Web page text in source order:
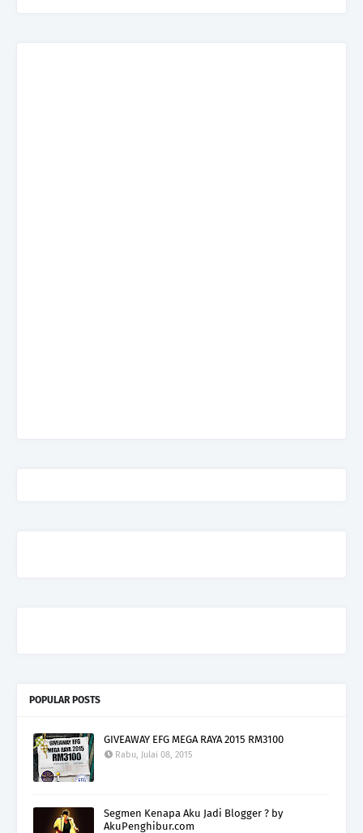
POPULAR POSTS
GIVEAWAY EFG MEGA RAYA 2015 RM3100
Rabu, Julai 08, 2015
Segmen Kenapa Aku Jadi Blogger ? by
AkuPenghibur.com